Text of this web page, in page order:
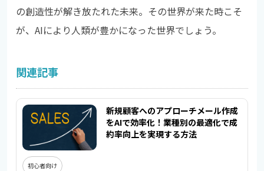
の創造性が解き放たれた未来。その世界が来た時こそ
が、AIにより人類が豊かになった世界でしょう。
関連記事
新規顧客へのアプローチメール作成
をAIで効率化！業種別の最適化で成
約率向上を実現する方法
初心者向け